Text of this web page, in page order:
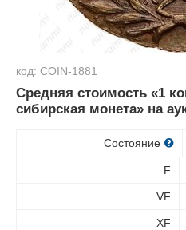
код: COIN-1881
Средняя стоимость «1
сибирская монета» на
Состояние
F
VF
XF